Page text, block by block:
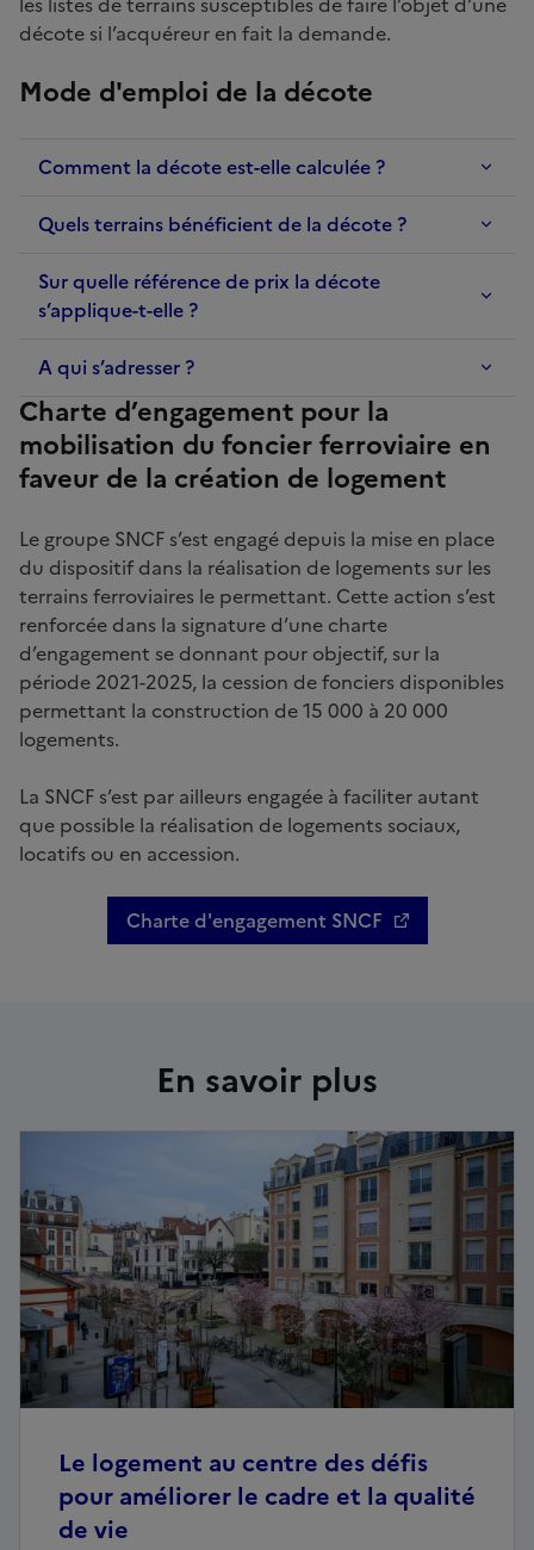
décote si l’acquéreur en fait la demande.
Mode d'emploi de la décote
Comment la décote est-elle calculée ?
Quels terrains bénéficient de la décote ?
Sur quelle référence de prix la décote
s’applique-t-elle ?
A qui s’adresser ?
Charte d’engagement pour la
mobilisation du foncier ferroviaire en
faveur de la création de logement
Le groupe SNCF s’est engagé depuis la mise en place
du dispositif dans la réalisation de logements sur les
terrains ferroviaires le permettant. Cette action s’est
renforcée dans la signature d’une charte
d’engagement se donnant pour objectif, sur la
période 2021-2025, la cession de fonciers disponibles
permettant la construction de 15 000 à 20 000
logements.
La SNCF s’est par ailleurs engagée à faciliter autant
que possible la réalisation de logements sociaux,
locatifs ou en accession.
Charte d'engagement SNCF
En savoir plus
Le logement au centre des défis
pour améliorer le cadre et la qualité
de vie